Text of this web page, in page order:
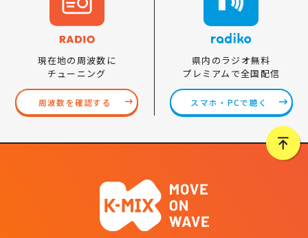
現在地の周波数に
チューニング
周波数を確認する
県内のラジオ無料
プレミアムで全国配信
スマホ・PCで聴く